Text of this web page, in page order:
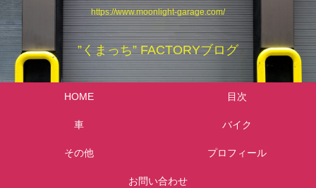
https://www.moonlight-garage.com/
”くまっち” FACTORYブログ
HOME 目次
車 バイク
その他 プロフィール
お問い合わせ